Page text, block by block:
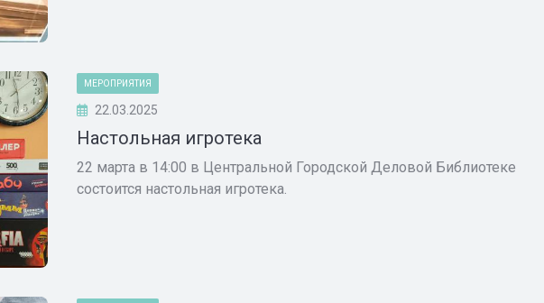
МЕРОПРИЯТИЯ
22.03.2025
Настольная игротека
22 марта в 14:00 в Центральной Городской Деловой Библиотеке
состоится настольная игротека.